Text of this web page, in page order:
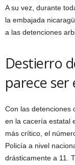
A su vez, durante
la embajada
a las detenciones
Destierro
parece
Con las detenciones
en la cacería estatal
más crítico, el
Policía a nivel
drásticamente a 11.